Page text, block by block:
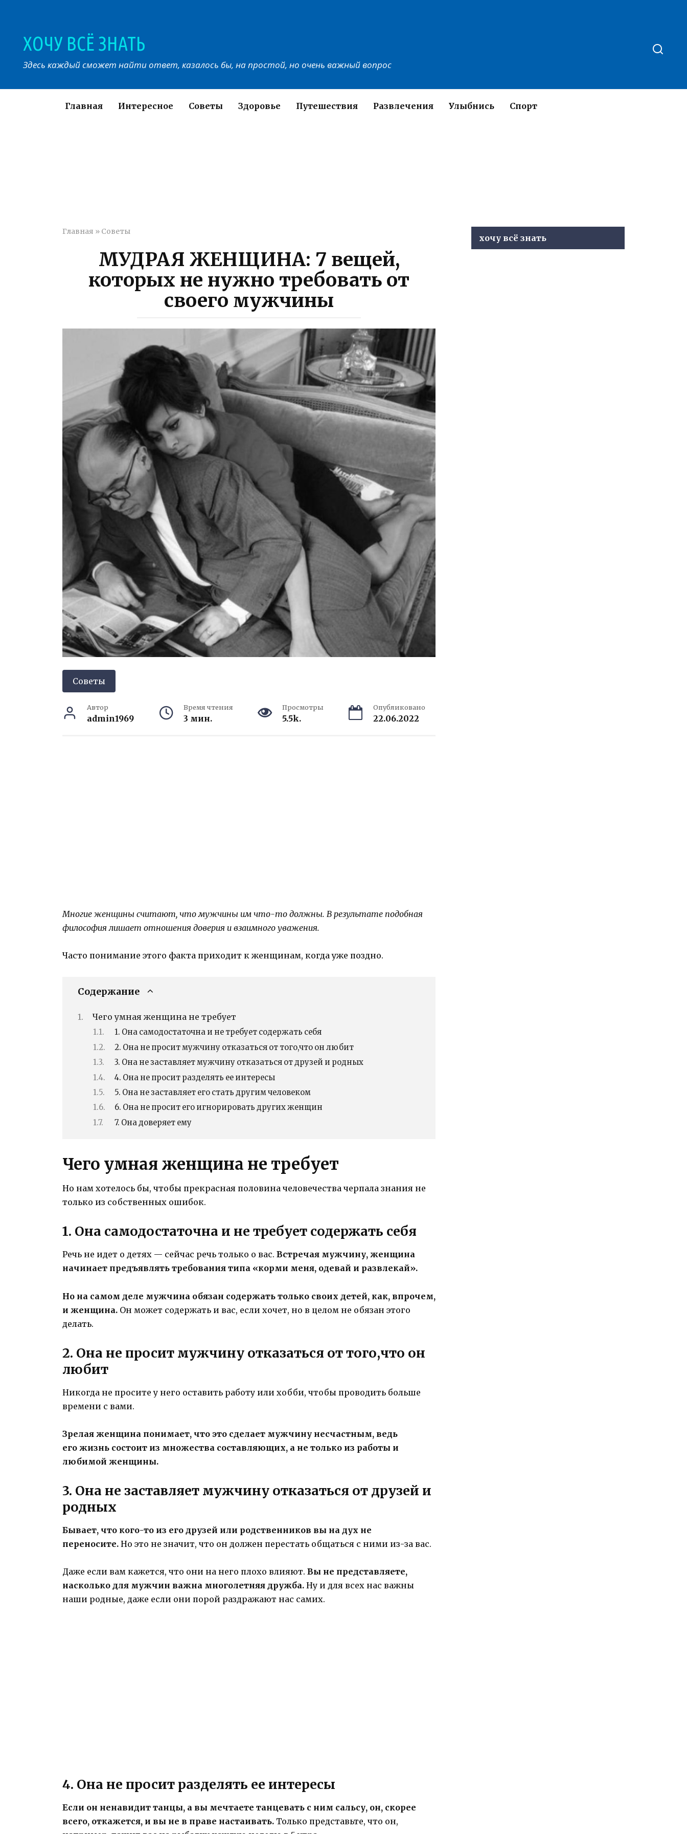
ХОЧУ ВСЁ ЗНАТЬ
Здесь каждый сможет найти ответ, казалось бы, на простой, но очень важный вопрос
Главная Интересное Советы Здоровье Путешествия Развлечения Улыбнись Спорт
Главная » Советы
МУДРАЯ ЖЕНЩИНА: 7 вещей,
которых не нужно требовать от
своего мужчины
Советы
Автор
admin1969
Время чтения
3 мин.
Просмотры
5.5k.
Опубликовано
22.06.2022
Многие женщины считают, что мужчины им что-то должны. В результате подобная
философия лишает отношения доверия и взаимного уважения.
Часто понимание этого факта приходит к женщинам, когда уже поздно.
Содержание
Чего умная женщина не требует
1. Она самодостаточна и не требует содержать себя
2. Она не просит мужчину отказаться от того,что он любит
3. Она не заставляет мужчину отказаться от друзей и родных
4. Она не просит разделять ее интересы
5. Она не заставляет его стать другим человеком
6. Она не просит его игнорировать других женщин
7. Она доверяет ему
Чего умная женщина не требует
Но нам хотелось бы, чтобы прекрасная половина человечества черпала знания не
только из собственных ошибок.
1. Она самодостаточна и не требует содержать себя
Речь не идет о детях — сейчас речь только о вас. Встречая мужчину, женщина
начинает предъявлять требования типа «корми меня, одевай и развлекай».
Но на самом деле мужчина обязан содержать только своих детей, как, впрочем,
и женщина. Он может содержать и вас, если хочет, но в целом не обязан этого
делать.
2. Она не просит мужчину отказаться от того,что он
любит
Никогда не просите у него оставить работу или хобби, чтобы проводить больше
времени с вами.
Зрелая женщина понимает, что это сделает мужчину несчастным, ведь
его жизнь состоит из множества составляющих, а не только из работы и
любимой женщины.
3. Она не заставляет мужчину отказаться от друзей и
родных
Бывает, что кого-то из его друзей или родственников вы на дух не
переносите. Но это не значит, что он должен перестать общаться с ними из-за вас.
Даже если вам кажется, что они на него плохо влияют. Вы не представляете,
насколько для мужчин важна многолетняя дружба. Ну и для всех нас важны
наши родные, даже если они порой раздражают нас самих.
4. Она не просит разделять ее интересы
Если он ненавидит танцы, а вы мечтаете танцевать с ним сальсу, он, скорее
всего, откажется, и вы не в праве настаивать. Только представьте, что он,
хочу всё знать